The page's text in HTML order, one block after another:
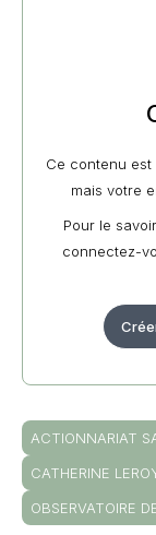
Ce contenu
mais votre
Pour le
connectez-
ACTIONNARIAT
CATHERINE
OBSERVATOIRE